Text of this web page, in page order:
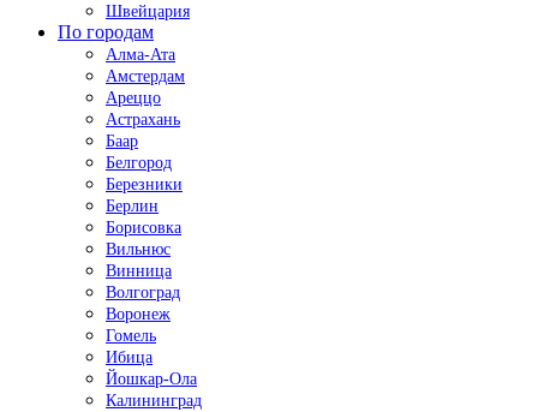
Швейцария
По городам
Алма-Ата
Амстердам
Ареццо
Астрахань
Баар
Белгород
Березники
Берлин
Борисовка
Вильнюс
Винница
Волгоград
Воронеж
Гомель
Ибица
Йошкар-Ола
Калининград